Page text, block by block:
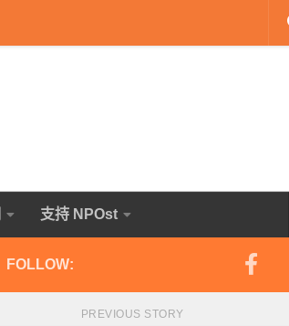
支持 NPOst
FOLLOW:
PREVIOUS STORY